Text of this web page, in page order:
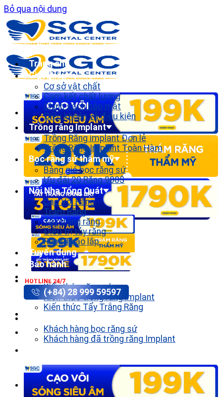
Bỏ qua nội dung
HOTLINE 24/7
(+84) 28 999 59597
Trang chủ
Giới thiệu
Cơ sở vật chất
Cam kết chất lượng
Chính sách bảo mật
Điều khoản và điều kiện
Trồng răng Implant
Trồng Răng implant Đơn lẻ
Trồng Răng Implant Toàn Hàm
Bọc răng sứ thẩm mỹ
Bảng giá bọc răng sứ
Ưu đãi 20 Răng 900$
Nội Nha Tổng Quát
Cạo Vôi Răng
Trám Răng
Tẩy trắng răng
Điều trị tủy răng
Răng Tháo lắp
Tuyển dụng
Bảo hành
Kiến thức răng sứ
Kiến thức trồng răng implant
Kiến thức Tẩy Trắng Răng
Khách hàng bọc răng sứ
Khách hàng đã trồng răng Implant